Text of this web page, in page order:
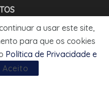
KIT
a usar este site,
para que os cookies
Política de Privacidade e
Aceito